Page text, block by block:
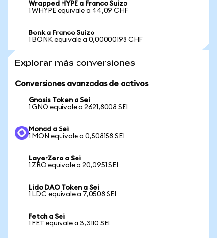
Wrapped HYPE a Franco Suizo
1 WHYPE equivale a 44,09 CHF
Bonk a Franco Suizo
1 BONK equivale a 0,00000198 CHF
Explorar más conversiones
Conversiones avanzadas de activos
Gnosis Token a Sei
1 GNO equivale a 2621,8008 SEI
Monad a Sei
1 MON equivale a 0,508158 SEI
LayerZero a Sei
1 ZRO equivale a 20,0951 SEI
Lido DAO Token a Sei
1 LDO equivale a 7,0508 SEI
Fetch a Sei
1 FET equivale a 3,3110 SEI